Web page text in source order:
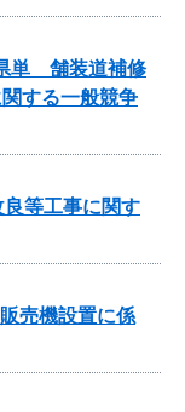
単 舗装道補修
する一般競争
良等工事に関す
売機設置に係